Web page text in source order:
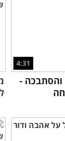
4:31
-